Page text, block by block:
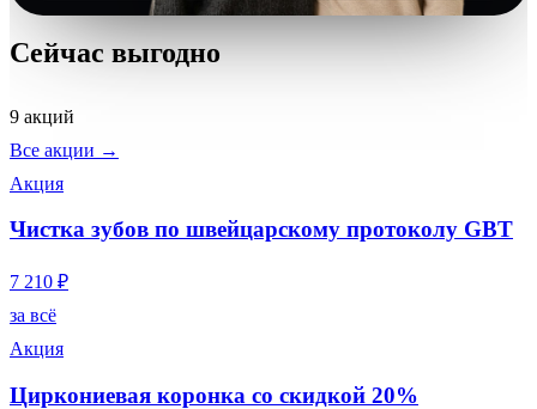
Сейчас выгодно
9 акций
Все акции →
Акция
Чистка зубов по швейцарскому протоколу GBT
7 210 ₽
за всё
Акция
Циркониевая коронка со скидкой 20%